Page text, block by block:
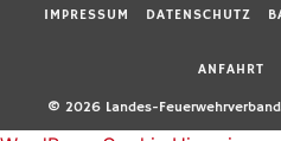
IMPRESSUM DATENSCHUTZ
ANFAHRT
© 2026 Landes-